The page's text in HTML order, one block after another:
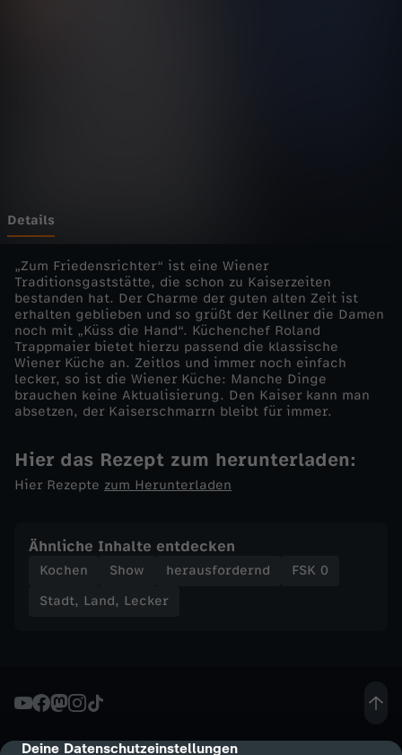
cmp-dialog-description
Deine Datenschutzeinstellungen
e
c
k
e
r
C
r
i
t
i
Details
„Zum Friedensrichter“ ist eine Wiener
Traditionsgaststätte, die schon zu Kaiserzeiten
bestanden hat. Der Charme der guten alten Zeit ist
erhalten geblieben und so grüßt der Kellner die Damen
noch mit „Küss die Hand“. Küchenchef Roland
Trappmaier bietet hierzu passend die klassische
Wiener Küche an. Zeitlos und immer noch einfach
lecker, so ist die Wiener Küche: Manche Dinge
brauchen keine Aktualisierung. Den Kaiser kann man
absetzen, der Kaiserschmarrn bleibt für immer.
Hier das Rezept zum herunterladen:
Hier Rezepte zum Herunterladen
Ähnliche Inhalte entdecken
Kochen Show herausfordernd
FSK 0
Stadt, Land, Lecker